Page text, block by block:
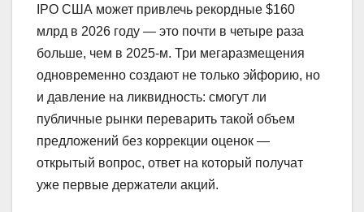
IPO США может привлечь рекордные $160
млрд в 2026 году — это почти в четыре раза
больше, чем в 2025-м. Три мегаразмещения
одновременно создают не только эйфорию, но
и давление на ликвидность: смогут ли
публичные рынки переварить такой объем
предложений без коррекции оценок —
открытый вопрос, ответ на который получат
уже первые держатели акций.